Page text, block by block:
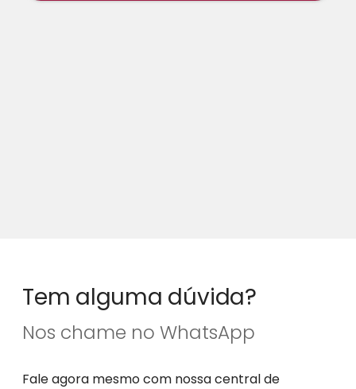
Tem alguma dúvida?
Nos chame no WhatsApp
Fale agora mesmo com nossa central de